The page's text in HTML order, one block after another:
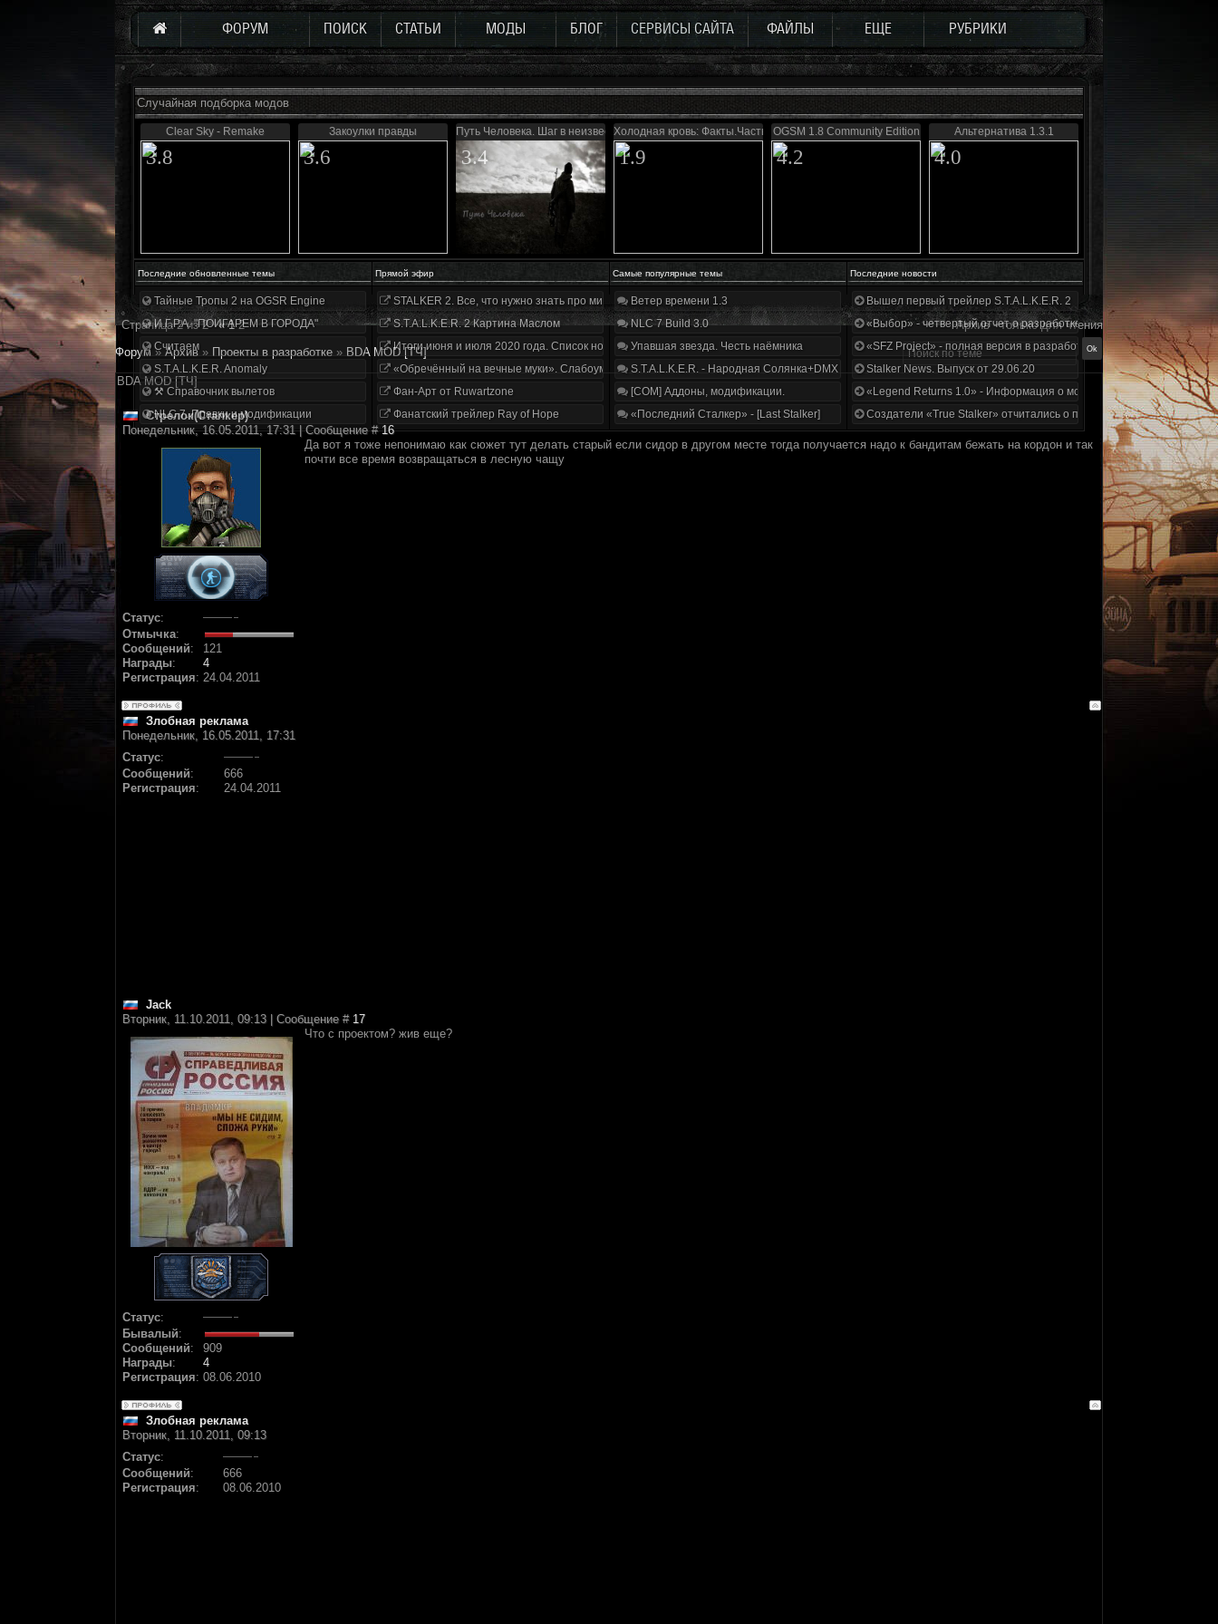
ФОРУМ ПОИСК СТАТЬИ МОДЫ БЛОГ СЕРВИСЫ САЙТА ФАЙЛЫ ЕЩЕ РУБРИКИ
Случайная подборка модов
Clear Sky - Remake
3.8
Закоулки правды
3.6
Путь Человека. Шаг в неизвестность. Дежавю
3.4
Холодная кровь: Факты.Часть первая
1.9
OGSM 1.8 Community Edition
4.2
Альтернатива 1.3.1
4.0
Последние обновленные темы Прямой эфир Самые популярные темы Последние новости
Тайные Тропы 2 на OGSR Engine
И.Г.Р.А. "ПОИГАРЕМ В ГОРОДА"
Считаем
S.T.A.L.K.E.R. Anomaly
⚒ Справочник вылетов
NLC 7. Правки и модификации
STALKER 2. Все, что нужно знать про мир, геймплей и сюжет | Разбор трейлера
S.T.A.L.K.E.R. 2 Картина Маслом
Итоги июня и июля 2020 года. Список нововведений
«Обречённый на вечные муки». Слабоумие и отвага
Фан-Арт от Ruwartzone
Фанатский трейлер Ray of Hope
Ветер времени 1.3
NLC 7 Build 3.0
Упавшая звезда. Честь наёмника
S.T.A.L.K.E.R. - Народная Солянка+DMX 1.3.5.ООП.МА.К.
[COM] Аддоны, модификации.
«Последний Сталкер» - [Last Stalker]
Вышел первый трейлер S.T.A.L.K.E.R. 2
«Выбор» - четвертый отчет о разработке!
«SFZ Project» - полная версия в разработке!
Stalker News. Выпуск от 29.06.20
«Legend Returns 1.0» - Информация о моде за июнь 2020
Создатели «True Stalker» отчитались о проделанной работе
Страница2из2 « 1 2
Архив - только для чтения
Форум » Архив » Проекты в разработке » BDA MOD [ТЧ]
BDA MOD [ТЧ]
Стрелок(Сталкер)
Понедельник, 16.05.2011, 17:31 | Сообщение #16
Статус:
Отмычка:
Сообщений:
121
Награды:
4
Регистрация: 24.04.2011
Да вот я тоже непонимаю как сюжет тут делать старый если сидор в другом месте тогда получается надо к бандитам бежать на кордон и так
почти все время возвращаться в лесную чащу
Злобная реклама
Понедельник, 16.05.2011, 17:31
Статус:
Сообщений:
666
Регистрация: 24.04.2011
Jack
Вторник, 11.10.2011, 09:13 | Сообщение # 17
Статус:
Бывалый:
Сообщений:
909
Награды:
4
Регистрация: 08.06.2010
Что с проектом? жив еще?
Злобная реклама
Вторник, 11.10.2011, 09:13
Статус:
Сообщений:
666
Регистрация: 08.06.2010